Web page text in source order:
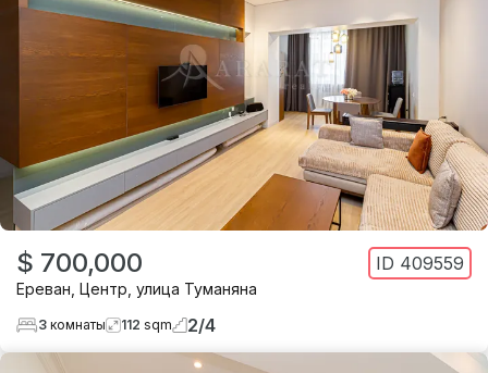
$ 700,000 ID 409559
Ереван Центр улица Туманяна
3 комнаты 112 sqm 2/4